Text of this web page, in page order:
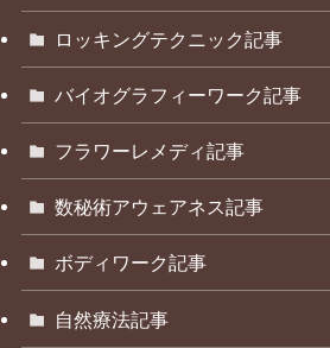
ロッキングテクニック記事
バイオグラフィーワーク記事
フラワーレメディ記事
数秘術アウェアネス記事
ボディワーク記事
自然療法記事